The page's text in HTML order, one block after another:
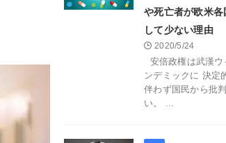
や死亡者が欧米各
して少ない理由
2020/5/24
安倍政権は武漢ウ
ンデミックに 決定
伴わず国民から批
い。 ...